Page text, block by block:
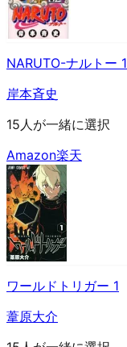
NARUTO-ナルトー 1
岸本斉史
15人が一緒に選択
Amazon楽天
ワールドトリガー 1
葦原大介